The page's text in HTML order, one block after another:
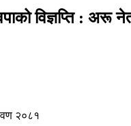
विज्ञप्ति : अरू
२०८१